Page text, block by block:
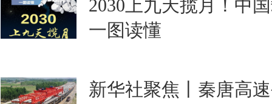
2030上九天揽月！中
一图读懂
新华社聚焦丨秦唐高